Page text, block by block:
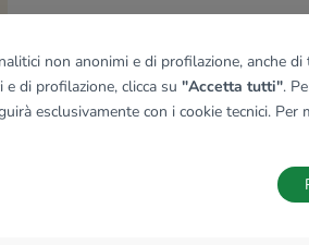
non anonimi e di profilazione, anche
di profilazione, clicca su "Accetta tutti".
esclusivamente con i cookie tecnici.